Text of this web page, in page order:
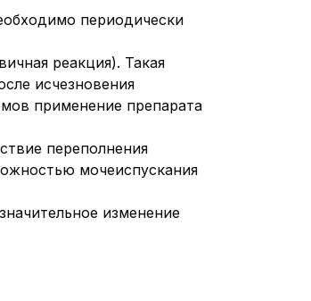
периодически
реакция). Такая
исчезновения
применение препарата
переполнения
мочеиспускания
изменение